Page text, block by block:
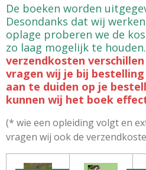
De boeken worden
Desondanks dat wij
oplage proberen we de
zo laag mogelijk te houden.
verzendkosten
vragen wij je bij
aan te duiden op je
kunnen wij het boek
(* wie een opleiding volgt en
vragen wij ook de